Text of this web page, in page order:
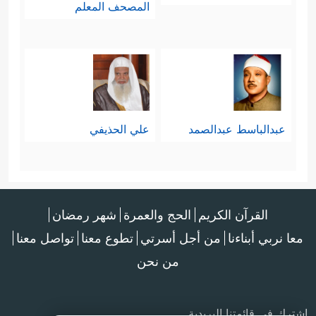
المصحف المعلم
عبدالباسط عبدالصمد علي الحذيفي
القرآن الكريم الحج والعمرة شهر رمضان
معا نربي أبناءنا من أجل أسرتي تطوع معنا تواصل معنا
من نحن
اشترك في قائمتنا البريدية